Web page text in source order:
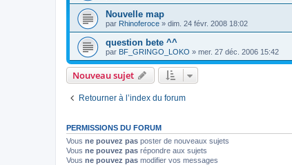
Nouvelle map
par Rhinoferoce » dim. 24 févr. 2008 18:02
question bete ^^
par BF_GRINGO_LOKO » mer. 27 déc. 2006 15:42
Nouveau sujet
Retourner à l’index du forum
PERMISSIONS DU FORUM
Vous ne pouvez pas poster de nouveaux sujets
Vous ne pouvez pas répondre aux sujets
Vous ne pouvez pas modifier vos messages